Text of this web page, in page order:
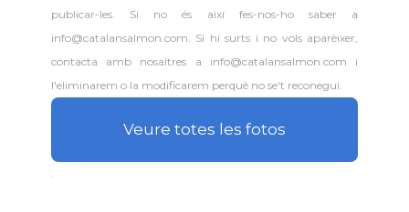
publicar-les. Si no és així fes-nos-ho saber a
info@catalansalmon.com. Si hi surts i no vols aparèixer,
contacta amb nosaltres a info@catalansalmon.com i
l'eliminarem o la modificarem perquè no se't reconegui.
Veure totes les fotos